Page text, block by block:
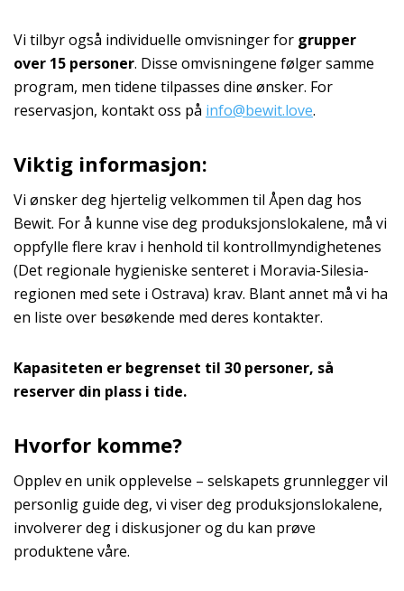
Vi tilbyr også individuelle omvisninger for grupper
over 15 personer. Disse omvisningene følger samme
program, men tidene tilpasses dine ønsker. For
reservasjon, kontakt oss på info@bewit.love.
Viktig informasjon:
Vi ønsker deg hjertelig velkommen til Åpen dag hos
Bewit. For å kunne vise deg produksjonslokalene, må vi
oppfylle flere krav i henhold til kontrollmyndighetenes
(Det regionale hygieniske senteret i Moravia-Silesia-
regionen med sete i Ostrava) krav. Blant annet må vi ha
en liste over besøkende med deres kontakter.
Kapasiteten er begrenset til 30 personer, så
reserver din plass i tide.
Hvorfor komme?
Opplev en unik opplevelse – selskapets grunnlegger vil
personlig guide deg, vi viser deg produksjonslokalene,
involverer deg i diskusjoner og du kan prøve
produktene våre.